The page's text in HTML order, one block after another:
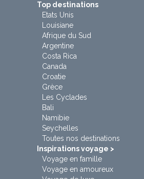
Top destinations
Etats Unis
Louisiane
Afrique du Sud
Argentine
Costa Rica
Canada
Croatie
Grèce
Les Cyclades
Bali
Namibie
Seychelles
Toutes nos destinations
Inspirations voyage >
Voyage en famille
Voyage en amoureux